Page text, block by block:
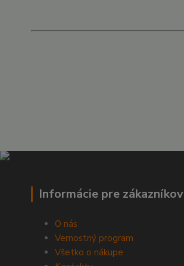
Informácie pre zákazníkov
O nás
Vernostný program
Všetko o nákupe